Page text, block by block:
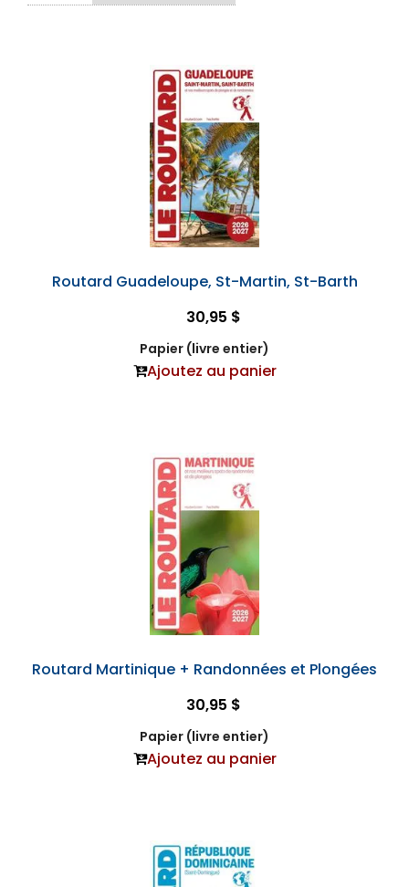
Routard Guadeloupe, St-Martin, St-Barth
30,95 $
Papier (livre entier)
Ajoutez au panier
Routard Martinique + Randonnées et Plongées
30,95 $
Papier (livre entier)
Ajoutez au panier